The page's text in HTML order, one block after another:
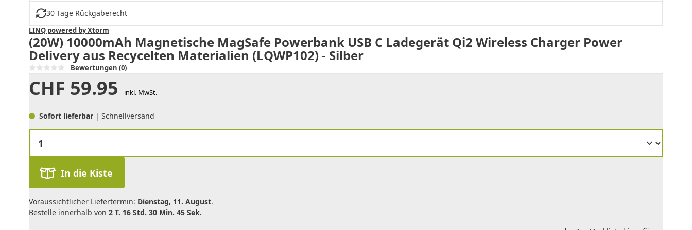
30 Tage Rückgaberecht
LINQ powered by Xtorm
(20W) 10000mAh Magnetische MagSafe Powerbank USB C Ladegerät Qi2 Wireless Charger Power
Delivery aus Recycelten Materialien (LQWP102) - Silber
Bewertungen (0)
CHF 59.95 inkl. MwSt.
Sofort lieferbar | Schnellversand
In die Kiste
Voraussichtlicher Liefertermin: Dienstag, 11. August.
Bestelle innerhalb von 2 T. 16 Std. 30 Min. 45 Sek.